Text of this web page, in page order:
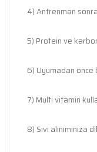
4) Antrenman
5) Protein ve
6) Uyumadan önce
7) Multi vitamin
8) Sıvı alınımınıza